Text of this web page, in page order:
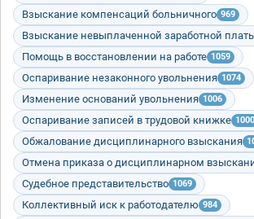
Взыскание компенсаций больничного 969
Взыскание невыплаченной заработной
Помощь в восстановлении на работе 1059
Оспаривание незаконного увольнения 1074
Изменение оснований увольнения 1006
Оспаривание записей в трудовой книжке 1000
Обжалование дисциплинарного взыскания
Отмена приказа о дисциплинарном
Судебное представительство 1069
Коллективный иск к работодателю 984